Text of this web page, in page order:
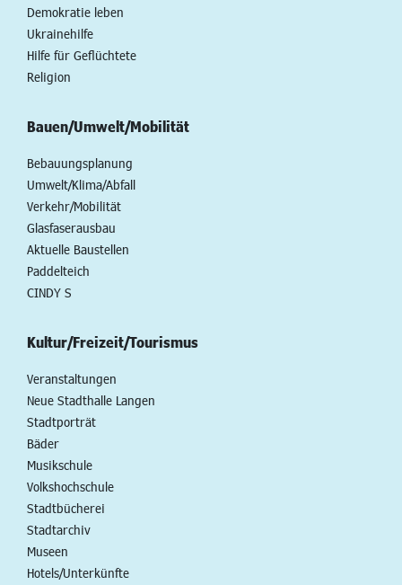
Demokratie leben
Ukrainehilfe
Hilfe für Geflüchtete
Religion
Bauen/Umwelt/Mobilität
Bebauungsplanung
Umwelt/Klima/Abfall
Verkehr/Mobilität
Glasfaserausbau
Aktuelle Baustellen
Paddelteich
CINDY S
Kultur/Freizeit/Tourismus
Veranstaltungen
Neue Stadthalle Langen
Stadtporträt
Bäder
Musikschule
Volkshochschule
Stadtbücherei
Stadtarchiv
Museen
Hotels/Unterkünfte